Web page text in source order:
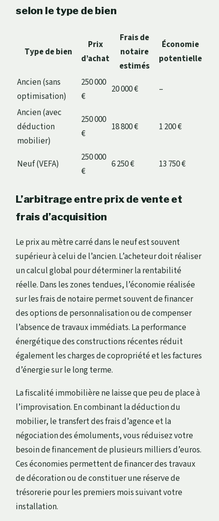
selon le type de bien
Type de bien
Prix
d’achat
Frais de
notaire
estimés
Économie
potentielle
Ancien (sans
optimisation)
250 000
€
20 000 €
–
Ancien (avec
déduction
mobilier)
250 000
€
18 800 € 1 200 €
Neuf (VEFA)
250 000
€
6 250 € 13 750 €
L’arbitrage entre prix de vente et
frais d’acquisition
Le prix au mètre carré dans le neuf est souvent
supérieur à celui de l’ancien. L’acheteur doit réaliser
un calcul global pour déterminer la rentabilité
réelle. Dans les zones tendues, l’économie réalisée
sur les frais de notaire permet souvent de financer
des options de personnalisation ou de compenser
l’absence de travaux immédiats. La performance
énergétique des constructions récentes réduit
également les charges de copropriété et les factures
d’énergie sur le long terme.
La fiscalité immobilière ne laisse que peu de place à
l’improvisation. En combinant la déduction du
mobilier, le transfert des frais d’agence et la
négociation des émoluments, vous réduisez votre
besoin de financement de plusieurs milliers d’euros.
Ces économies permettent de financer des travaux
de décoration ou de constituer une réserve de
trésorerie pour les premiers mois suivant votre
installation.